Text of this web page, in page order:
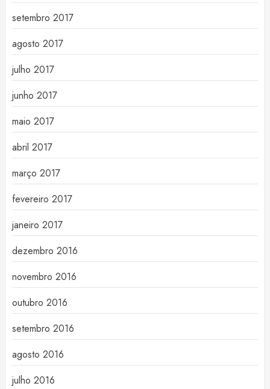
setembro 2017
agosto 2017
julho 2017
junho 2017
maio 2017
abril 2017
março 2017
fevereiro 2017
janeiro 2017
dezembro 2016
novembro 2016
outubro 2016
setembro 2016
agosto 2016
julho 2016